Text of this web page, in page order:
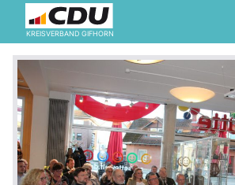
KREISVERBAND GIFHORN